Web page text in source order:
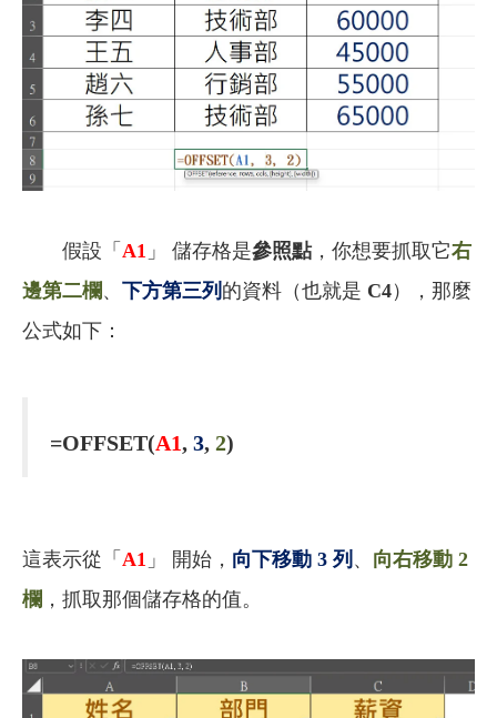
假設「 A1 」 儲存格是參照點，你想要抓取它右
邊第二欄、 下方第三列 的資料（也就是 C4），那麼
公式如下：
=OFFSET(A1, 3, 2)
這表示從 「 A1 」 開始， 向下移動 3 列 、 向右移動 2
欄 ，抓取那個儲存格的值。